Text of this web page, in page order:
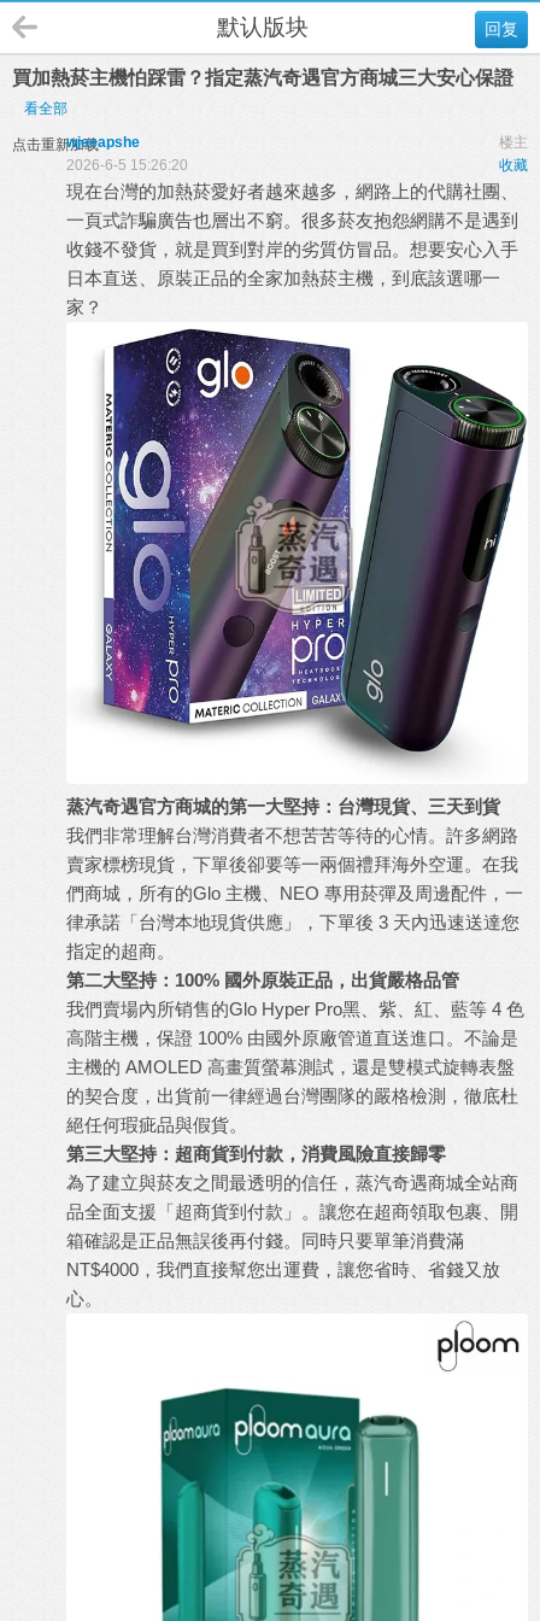
回复
默认版块
買加熱菸主機怕踩雷？指定蒸汽奇遇官方商城三大安心保證
看全部
点击重新加载 楼主
wjeeapshe
收藏
2026-6-5 15:26:20
現在台灣的加熱菸愛好者越來越多，網路上的代購社團、
一頁式詐騙廣告也層出不窮。很多菸友抱怨網購不是遇到
收錢不發貨，就是買到對岸的劣質仿冒品。想要安心入手
日本直送、原裝正品的全家加熱菸主機 ，到底該選哪一
家？
蒸汽奇遇官方商城的第一大堅持：台灣現貨、三天到貨
我們非常理解台灣消費者不想苦苦等待的心情。許多網路
賣家標榜現貨，下單後卻要等一兩個禮拜海外空運。在我
們商城，所有的Glo 主機 、NEO 專用菸彈及周邊配件，一
律承諾「台灣本地現貨供應」，下單後 3 天內迅速送達您
指定的超商。
第二大堅持：100% 國外原裝正品，出貨嚴格品管
我們賣場內所销售的Glo Hyper Pro黑、紫、紅、藍等 4 色
高階主機，保證 100% 由國外原廠管道直送進口。不論是
主機的 AMOLED 高畫質螢幕測試，還是雙模式旋轉表盤
的契合度，出貨前一律經過台灣團隊的嚴格檢測，徹底杜
絕任何瑕疵品與假貨。
第三大堅持：超商貨到付款，消費風險直接歸零
為了建立與菸友之間最透明的信任， 蒸汽奇遇商城全站商
品全面支援「超商貨到付款」。讓您在超商領取包裹、開
箱確認是正品無誤後再付錢。同時只要單筆消費滿
NT$4000，我們直接幫您出運費，讓您省時、省錢又放
心。